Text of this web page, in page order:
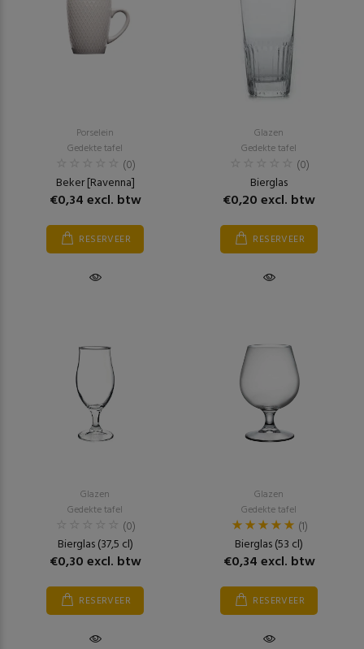
Porselein
Gedekte tafel
(0)
Beker [Ravenna]
€0,34 excl. btw
RESERVEER
Glazen
Gedekte tafel
(0)
Bierglas
€0,20 excl. btw
RESERVEER
Glazen
Gedekte tafel
(0)
Bierglas (37,5 cl)
€0,30 excl. btw
RESERVEER
Glazen
Gedekte tafel
(1)
Bierglas (53 cl)
€0,34 excl. btw
RESERVEER